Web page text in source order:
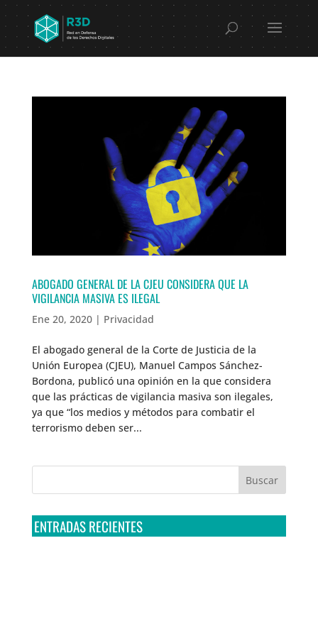
ABOGADO GENERAL DE LA CJEU CONSIDERA QUE LA
VIGILANCIA MASIVA ES ILEGAL
Ene 20, 2020| Privacidad
El abogado general de la Corte de Justicia de la
Unión Europea (CJEU), Manuel Campos Sánchez-
Bordona, publicó una opinión en la que considera
que las prácticas de vigilancia masiva son ilegales,
ya que “los medios y métodos para combatir el
terrorismo deben ser...
ENTRADAS RECIENTES